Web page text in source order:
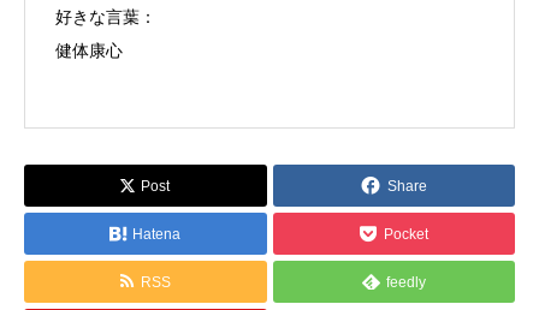
好きな言葉：
健体康心
Post Share
Hatena Pocket
RSS feedly